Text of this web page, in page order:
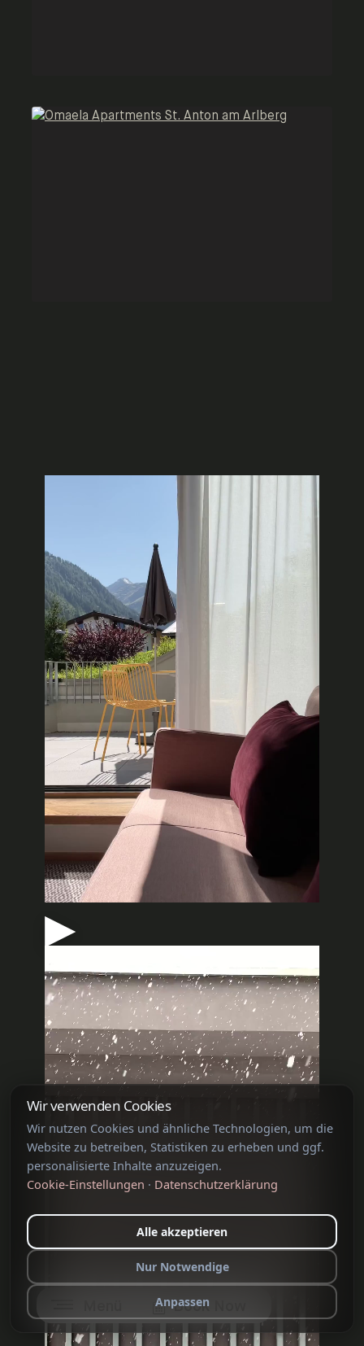
Book Now
Wir verwenden Cookies
Wir nutzen Cookies und ähnliche Technologien, um die
Website zu betreiben, Statistiken zu erheben und ggf.
personalisierte Inhalte anzuzeigen.
Cookie-Einstellungen · Datenschutzerklärung
Nur Notwendige
Anpassen
Alle akzeptieren